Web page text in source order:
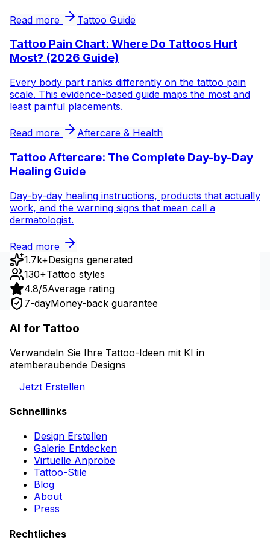
Read more Tattoo Guide
Tattoo Pain Chart: Where Do Tattoos Hurt
Most? (2026 Guide)
Every body part ranks differently on the tattoo pain
scale. This evidence-based guide maps the most and
least painful placements.
Read more Aftercare & Health
Tattoo Aftercare: The Complete Day-by-Day
Healing Guide
Day-by-day healing instructions, products that actually
work, and the warning signs that mean call a
dermatologist.
Read more
1.7k+Designs generated
130+Tattoo styles
4.8/5Average rating
7-dayMoney-back guarantee
AI for Tattoo
Verwandeln Sie Ihre Tattoo-Ideen mit KI in
atemberaubende Designs
Jetzt Erstellen
Schnelllinks
Design Erstellen
Galerie Entdecken
Virtuelle Anprobe
Tattoo-Stile
Blog
About
Press
Rechtliches